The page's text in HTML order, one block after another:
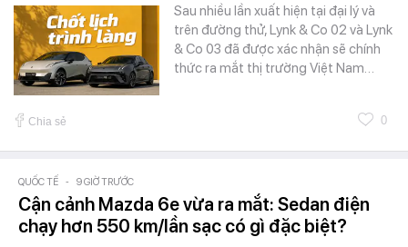
Sau nhiều lần xuất hiện tại đại lý và
trên đường thử, Lynk & Co 02 và Lynk
& Co 03 đã được xác nhận sẽ chính
thức ra mắt thị trường Việt Nam…
Chia sẻ 0
QUỐC TẾ - 9 GIỜ TRƯỚC
Cận cảnh Mazda 6e vừa ra mắt: Sedan điện
chạy hơn 550 km/lần sạc có gì đặc biệt?